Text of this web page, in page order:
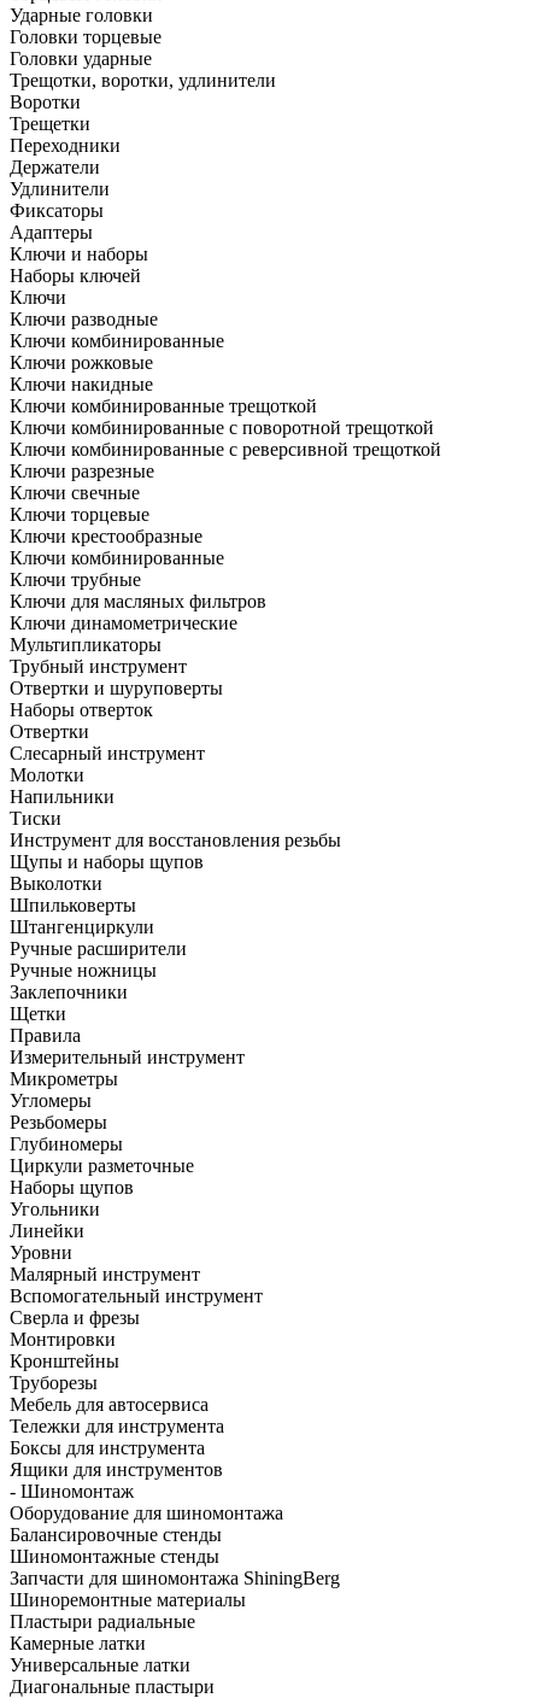
Ударные головки
Головки торцевые
Головки ударные
Трещотки, воротки, удлинители
Воротки
Трещетки
Переходники
Держатели
Удлинители
Фиксаторы
Адаптеры
Ключи и наборы
Наборы ключей
Ключи
Ключи разводные
Ключи комбинированные
Ключи рожковые
Ключи накидные
Ключи комбинированные трещоткой
Ключи комбинированные с поворотной трещоткой
Ключи комбинированные с реверсивной трещоткой
Ключи разрезные
Ключи свечные
Ключи торцевые
Ключи крестообразные
Ключи комбинированные
Ключи трубные
Ключи для масляных фильтров
Ключи динамометрические
Мультипликаторы
Трубный инструмент
Отвертки и шуруповерты
Наборы отверток
Отвертки
Слесарный инструмент
Молотки
Напильники
Тиски
Инструмент для восстановления резьбы
Щупы и наборы щупов
Выколотки
Шпильковерты
Штангенциркули
Ручные расширители
Ручные ножницы
Заклепочники
Щетки
Правила
Измерительный инструмент
Микрометры
Угломеры
Резьбомеры
Глубиномеры
Циркули разметочные
Наборы щупов
Угольники
Линейки
Уровни
Малярный инструмент
Вспомогательный инструмент
Сверла и фрезы
Монтировки
Кронштейны
Труборезы
Мебель для автосервиса
Тележки для инструмента
Боксы для инструмента
Ящики для инструментов
- Шиномонтаж
Оборудование для шиномонтажа
Балансировочные стенды
Шиномонтажные стенды
Запчасти для шиномонтажа ShiningBerg
Шиноремонтные материалы
Пластыри радиальные
Камерные латки
Универсальные латки
Диагональные пластыри